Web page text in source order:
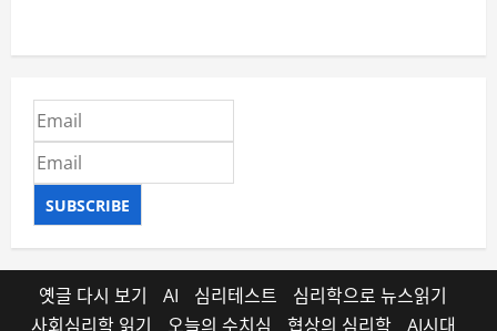
SUBSCRIBE
옛글 다시 보기 AI 심리테스트
심리학으로 뉴스읽기
사회심리학 읽기
오늘의 수치심 협상의 심리학 AI시대